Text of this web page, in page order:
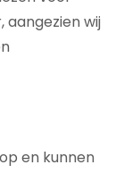
wij
en kunnen